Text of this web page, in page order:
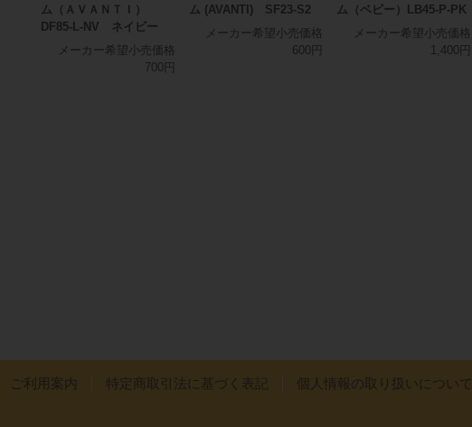
ム（ＡＶＡＮＴＩ）
DF85-L-NV ネイビー
メーカー希望小売価格
700円
ム (AVANTI) SF23-S2
メーカー希望小売価格
600円
ム（ベビー）LB45-P-PK
メーカー希望小売価格
1,400円
ご利用案内 特定商取引法に基づく表記 個人情報の取り扱いについて